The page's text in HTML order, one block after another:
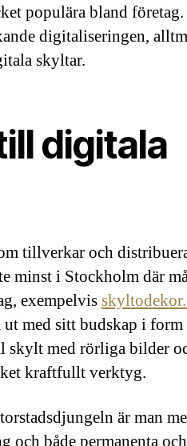
populära bland företag.
digitaliseringen,
skyltar.
digitala
tillverkar och
minst i Stockholm där
exempelvis
med sitt budskap i form
skylt med rörliga bilder
kraftfullt verktyg.
är man